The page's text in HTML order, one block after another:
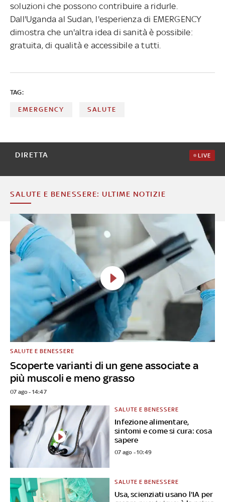
soluzioni che possono contribuire a ridurle.
Dall'Uganda al Sudan, l'esperienza di EMERGENCY
dimostra che un'altra idea di sanità è possibile:
gratuita, di qualità e accessibile a tutti.
TAG:
EMERGENCY SALUTE
DIRETTA LIVE
SALUTE E BENESSERE: ULTIME NOTIZIE
Scoperte varianti di un gene associate a
più muscoli e meno grasso
SALUTE E BENESSERE
07 ago - 14:47
Infezione alimentare,
sintomi e come si cura: cosa
sapere
SALUTE E BENESSERE
07 ago - 10:49
Usa, scienziati usano l'IA per
SALUTE E BENESSERE